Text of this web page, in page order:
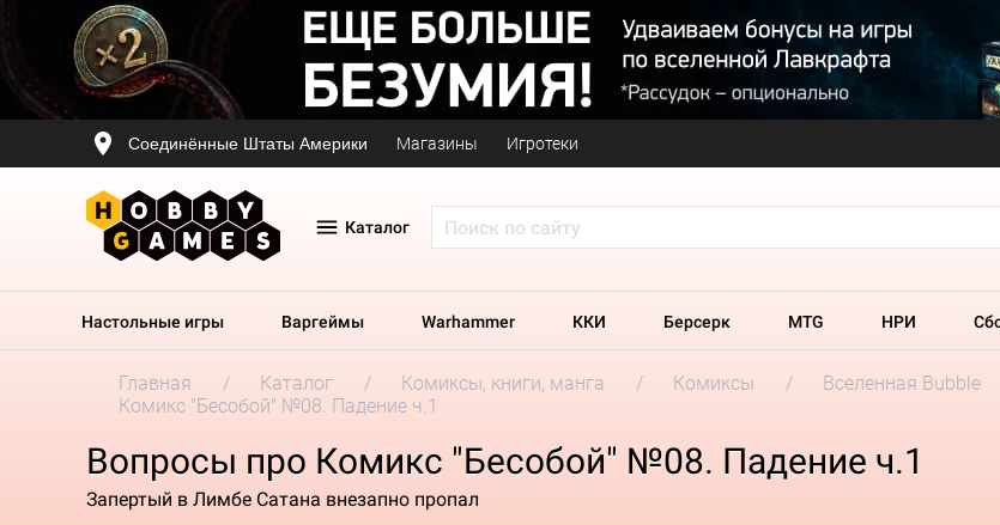
Соединённые Штаты Америки Магазины Игротеки
Каталог
Настольные игры Варгеймы Warhammer ККИ Берсерк MTG НРИ
Главная Каталог Комиксы, книги, манга Комиксы Вселенная Bubble
Комикс "Бесобой" №08. Падение ч.1
Вопросы про Комикс "Бесобой" №08. Падение ч.1
Запертый в Лимбе Сатана внезапно пропал